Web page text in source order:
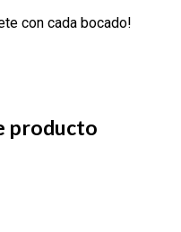
con cada bocado!
producto